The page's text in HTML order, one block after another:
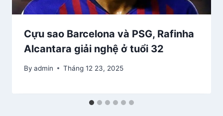
Cựu sao Barcelona và PSG, Rafinha
Alcantara giải nghệ ở tuổi 32
By admin Tháng 12 23, 2025